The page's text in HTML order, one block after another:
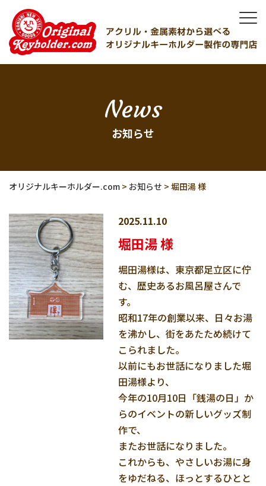
News
お知らせ
オリジナルキーホルダー.com > お知らせ > 堀田湯 様
2025.11.10
堀田湯 様
堀田湯様は、東京都足立区に佇
む、歴史あるお風呂屋さんで
す。
昭和17年の創業以来、日々お湯
を沸かし、街をあたため続けて
こられました。
以前にもお世話になりました堀
田湯様より、
今年の10月10日「銭湯の日」か
らのイベントの新しいグッズ制
作で、
またお世話になりました。
これからも、やさしいお湯に身
をゆだねる、ほっとするひとと